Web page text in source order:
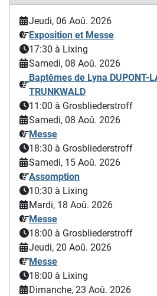
Jeudi, 06 Aoû. 2026
Exposition et Messe
17:30 à Lixing
Samedi, 08 Aoû. 2026
Baptêmes de Lyna DUPONT-
TRUNKWALD
11:00 à Grosbliederstroff
Samedi, 08 Aoû. 2026
Messe
18:30 à Grosbliederstroff
Samedi, 15 Aoû. 2026
Assomption
10:30 à Lixing
Mardi, 18 Aoû. 2026
Messe
18:00 à Grosbliederstroff
Jeudi, 20 Aoû. 2026
Messe
18:00 à Lixing
Dimanche, 23 Aoû. 2026